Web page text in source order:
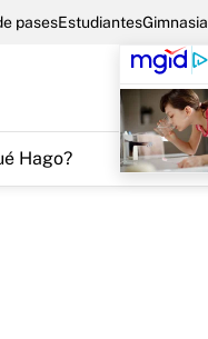
pasesEstudiantesGimnasia
Hago?